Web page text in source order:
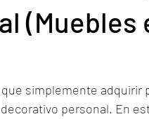
(Muebles
simplemente adquirir
personal. En